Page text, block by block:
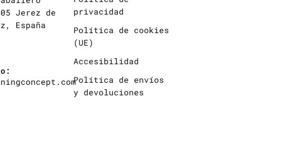
Jerez de
España
privacidad
Política de cookies
(UE)
Accesibilidad
Política de envíos
y devoluciones